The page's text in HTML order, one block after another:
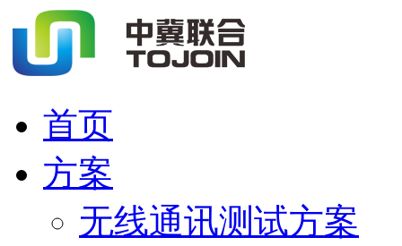
首页
方案
无线通讯测试方案